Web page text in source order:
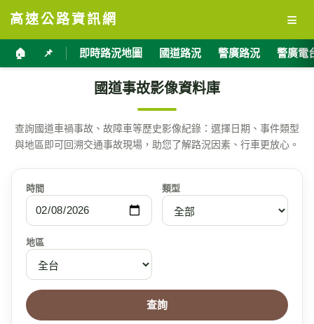
高速公路資訊網 ≡
🏠 📌 即時路況地圖 國道路況 警廣路況 警廣電
國道事故影像資料庫
查詢國道車禍事故、故障車等歷史影像紀錄：選擇日期、事件類型
與地區即可回溯交通事故現場，助您了解路況因素、行車更放心。
時間 類型
地區
查詢